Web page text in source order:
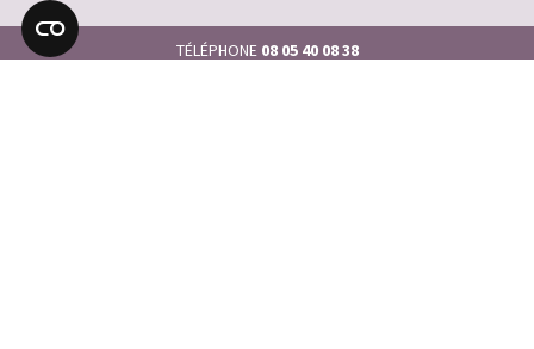
TÉLÉPHONE 08 05 40 08 38